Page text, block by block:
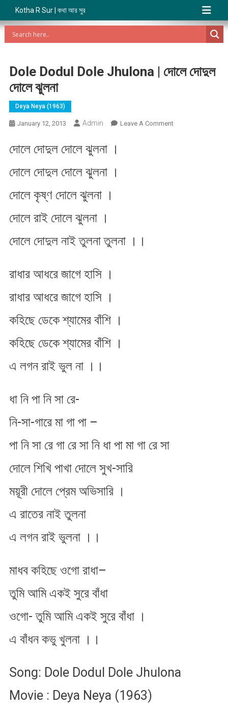
Kotha R Sur | কথা আর সুর
Dole Dodul Dole Jhulona | দোলে দোদুল
দোলে ঝুলনা
Deya Neya (1963)
January 12, 2013 Admin Leave A CommentOn
দোলে দোদুল দোলে ঝুলনা ।
দোলে দোদুল দোলে ঝুলনা ।
দোলে কৃষ্ণ দোলে ঝুলনা ।
দোলে রাই দোলে ঝুলনা ।
দোলে দোদুল নাই তুলনা তুলনা ।।
রাধার আধরে জাগে হাসি ।
রাধার আধরে জাগে হাসি ।
কহিছে ডেকে শ্যামের বাঁশি ।
কহিছে ডেকে শ্যামের বাঁশি ।
এ লগন রাই ভুল না ।।
ধা নি পা নি সা রে-
নি-সা-গারে মা গা পা –
পা নি সা রে গা রে সা নি ধা পা মা গা রে সা
দোলে শিখি পাখা দোলে সুখ-সারি
ময়ূরী দোলে প্রেম অভিসারি ।
এ রাতের নাই তুলনা
এ লগন রাই ভুলনা ।।
মাধব কহিছে ওগো রাধা–
তুমি আমি একই সুরে বাঁধা
ওগো- তুমি আমি একই সুরে বাঁধা ।
এ বাঁধন কভু খুলনা ।।
Song: Dole Dodul Dole Jhulona
Movie : Deya Neya (1963)